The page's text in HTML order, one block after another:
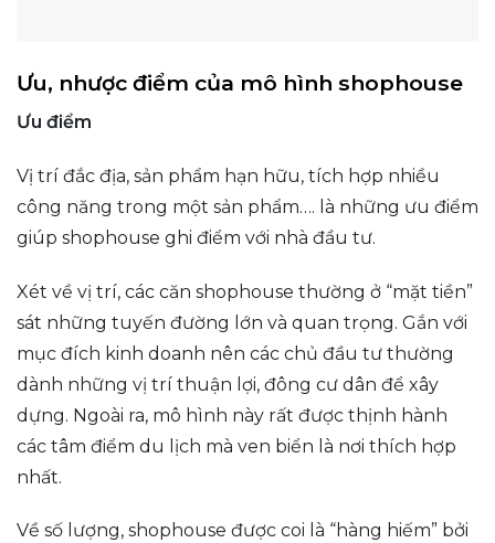
Ưu, nhược điểm của mô hình shophouse
Ưu điểm
Vị trí đắc địa, sản phẩm hạn hữu, tích hợp nhiều
công năng trong một sản phẩm…. là những ưu điểm
giúp shophouse ghi điểm với nhà đầu tư.
Xét về vị trí, các căn shophouse thường ở “mặt tiền”
sát những tuyến đường lớn và quan trọng. Gắn với
mục đích kinh doanh nên các chủ đầu tư thường
dành những vị trí thuận lợi, đông cư dân để xây
dựng. Ngoài ra, mô hình này rất được thịnh hành
các tâm điểm du lịch mà ven biển là nơi thích hợp
nhất.
Về số lượng, shophouse được coi là “hàng hiếm” bởi